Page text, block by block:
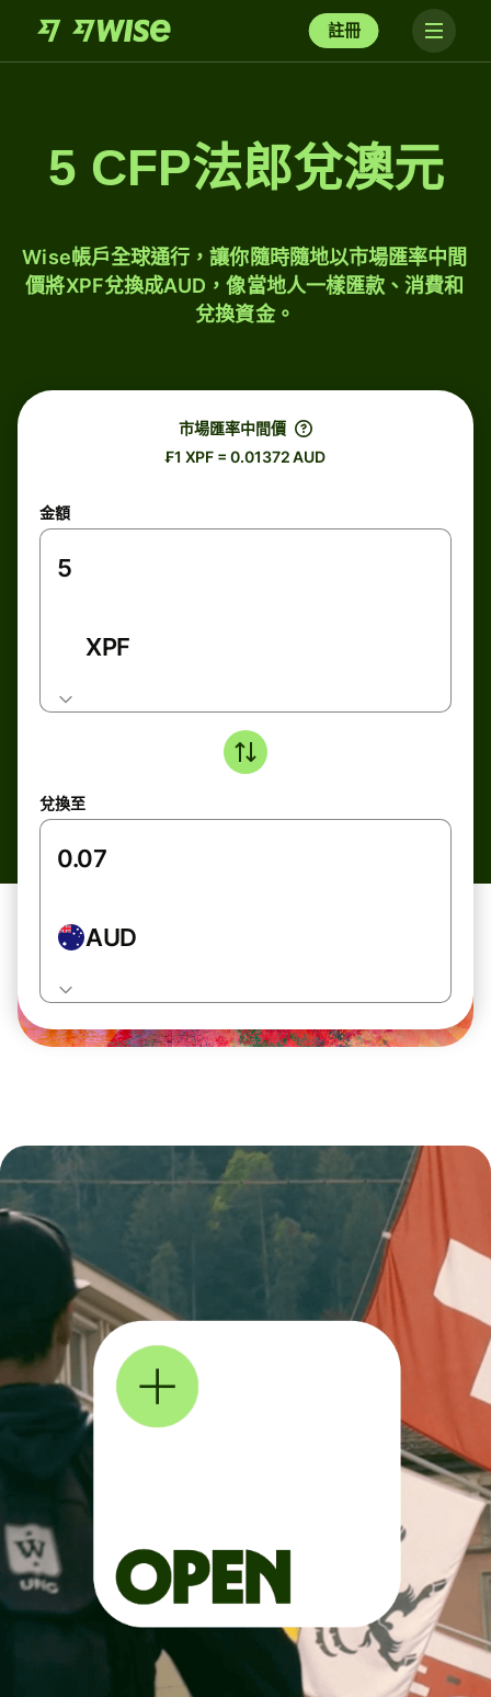
註冊
5 CFP法郎兌澳元
Wise帳戶全球通行，讓你隨時隨地以市場匯率中間
價將XPF兌換成AUD，像當地人一樣匯款、消費和
兌換資金。
市場匯率中間價
₣1 XPF = 0.01372 AUD
金額
XPF
兌換至
AUD